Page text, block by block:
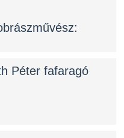
Péter fafaragó